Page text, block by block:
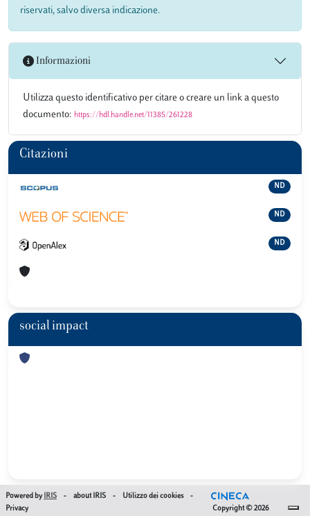
riservati, salvo diversa indicazione.
Informazioni
Utilizza questo identificativo per citare o creare un link a questo
documento: https://hdl.handle.net/11385/261228
Citazioni
ND
ND
ND
social impact
Powered by IRIS - about IRIS - Utilizzo dei cookies
-
Privacy
Copyright © 2026